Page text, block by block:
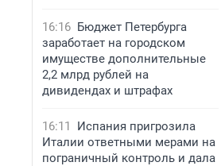
16:16 Бюджет Петербурга
заработает на городском
имуществе дополнительные
2,2 млрд рублей на
дивидендах и штрафах
16:11
Испания пригрозила
Италии ответными мерами на
пограничный контроль и дала